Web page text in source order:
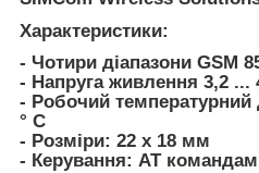
Характеристики:
- Чотири діапазони GSM
- Напруга живлення 3,2 ...
- Робочий температурний
° C
- Розміри: 22 x 18 мм
- Керування: АТ